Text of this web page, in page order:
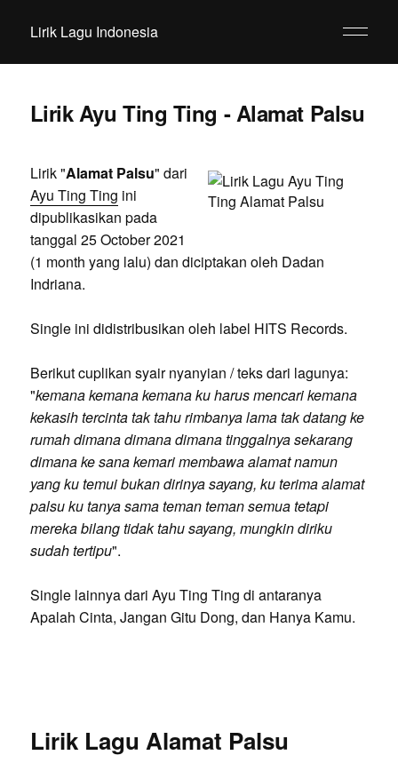
Lirik Lagu Indonesia
Lirik Ayu Ting Ting - Alamat Palsu
Lirik "Alamat Palsu" dari
Ayu Ting Ting ini
dipublikasikan pada
tanggal 25 October 2021
(1 month yang lalu) dan diciptakan oleh Dadan
Indriana.
Single ini didistribusikan oleh label HITS Records.
Berikut cuplikan syair nyanyian / teks dari lagunya:
"kemana kemana kemana ku harus mencari kemana
kekasih tercinta tak tahu rimbanya lama tak datang ke
rumah dimana dimana dimana tinggalnya sekarang
dimana ke sana kemari membawa alamat namun
yang ku temui bukan dirinya sayang, ku terima alamat
palsu ku tanya sama teman teman semua tetapi
mereka bilang tidak tahu sayang, mungkin diriku
sudah tertipu".
Single lainnya dari Ayu Ting Ting di antaranya
Apalah Cinta, Jangan Gitu Dong, dan Hanya Kamu.
Lirik Lagu Alamat Palsu